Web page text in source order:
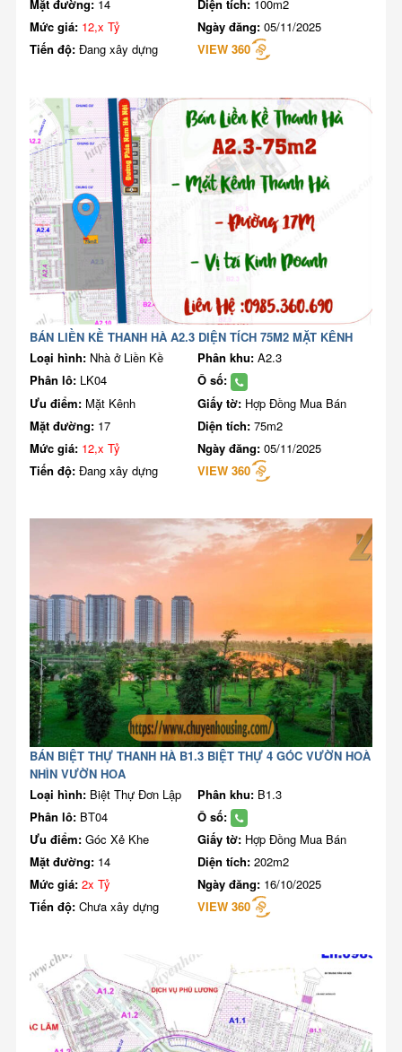
Mặt đường: 14 Diện tích: 100m2
Mức giá: 12,x Tỷ Ngày đăng: 05/11/2025
Tiến độ: Đang xây dựng VIEW 360
BÁN LIỀN KỀ THANH HÀ A2.3 DIỆN TÍCH 75M2 MẶT KÊNH
Loại hình: Nhà ở Liền Kề Phân khu: A2.3
Phân lô: LK04
Ô số:
Ưu điểm: Mặt Kênh Giấy tờ: Hợp Đồng Mua Bán
Mặt đường: 17 Diện tích: 75m2
Mức giá: 12,x Tỷ Ngày đăng: 05/11/2025
Tiến độ: Đang xây dựng VIEW 360
BÁN BIỆT THỰ THANH HÀ B1.3 BIỆT THỰ 4 GÓC VƯỜN HOÀ
NHÌN VƯỜN HOA
Loại hình: Biệt Thự Đơn Lập Phân khu: B1.3
Phân lô: BT04
Ô số:
Ưu điểm: Góc Xẻ Khe Giấy tờ: Hợp Đồng Mua Bán
Mặt đường: 14 Diện tích: 202m2
Mức giá: 2x Tỷ Ngày đăng: 16/10/2025
Tiến độ: Chưa xây dựng VIEW 360